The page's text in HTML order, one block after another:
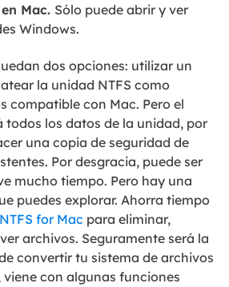
Mac. Sólo puede abrir y ver
Windows.
dos opciones: utilizar un
la unidad NTFS como
compatible con Mac. Pero el
los datos de la unidad, por
una copia de seguridad de
Por desgracia, puede ser
mucho tiempo. Pero hay una
puedes explorar. Ahorra tiempo
for Mac para eliminar,
archivos. Seguramente será la
convertir tu sistema de archivos
viene con algunas funciones